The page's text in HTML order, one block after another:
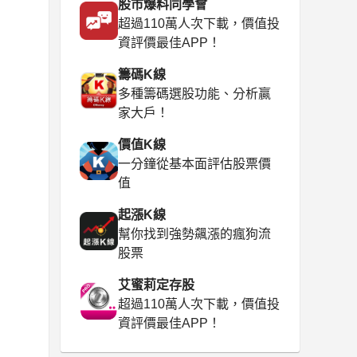
股市爆料同學會
超過110萬人次下載，價值投
資評價最佳APP！
籌碼K線
多種籌碼選股功能、分析贏
家大戶！
價值K線
一分鐘從基本面評估股票價
值
起漲K線
幫你找到強勢飆漲的瘋狗流
股票
艾蜜莉定存股
超過110萬人次下載，價值投
資評價最佳APP！